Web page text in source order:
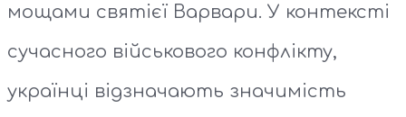
мощами святієї Варвари. У контексті
сучасного військового конфлікту,
українці відзначають значимість